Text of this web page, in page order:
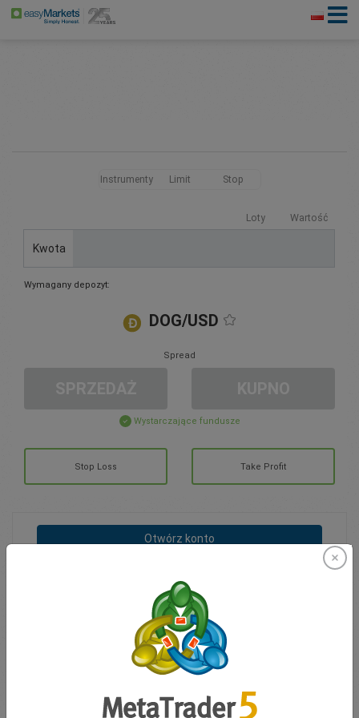
Instrumenty Limit Stop
Loty Wartość
Kwota
Wymagany depozyt:
DOG/USD
Spread
Wystarczające fundusze
Stop Loss Take Profit
Otwórz konto